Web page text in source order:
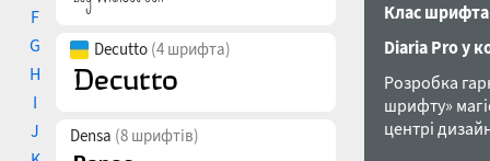
F
G
H
I
J
Decutto (4 шрифта)
Densa (8 шрифтів)
Клас
Diaria Pro у
Розробка
шрифту»
центрі